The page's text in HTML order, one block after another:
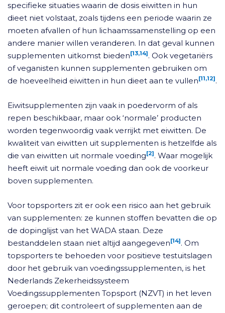
specifieke situaties waarin de dosis eiwitten in hun
dieet niet volstaat, zoals tijdens een periode waarin ze
moeten afvallen of hun lichaamssamenstelling op een
andere manier willen veranderen. In dat geval kunnen
supplementen uitkomst bieden[13,14]. Ook vegetariërs
of veganisten kunnen supplementen gebruiken om
de hoeveelheid eiwitten in hun dieet aan te vullen[11,12].
Eiwitsupplementen zijn vaak in poedervorm of als
repen beschikbaar, maar ook ‘normale’ producten
worden tegenwoordig vaak verrijkt met eiwitten. De
kwaliteit van eiwitten uit supplementen is hetzelfde als
die van eiwitten uit normale voeding[2]. Waar mogelijk
heeft eiwit uit normale voeding dan ook de voorkeur
boven supplementen.
Voor topsporters zit er ook een risico aan het gebruik
van supplementen: ze kunnen stoffen bevatten die op
de dopinglijst van het WADA staan. Deze
bestanddelen staan niet altijd aangegeven[14]. Om
topsporters te behoeden voor positieve testuitslagen
door het gebruik van voedingssupplementen, is het
Nederlands Zekerheidssysteem
Voedingssupplementen Topsport (NZVT) in het leven
geroepen; dit controleert of supplementen aan de